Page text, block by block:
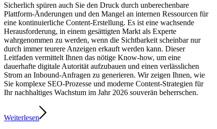
Sicherlich spüren auch Sie den Druck durch unberechenbare
Plattform-Änderungen und den Mangel an internen Ressourcen für
eine kontinuierliche Content-Erstellung. Es ist eine wachsende
Herausforderung, in einem gesättigten Markt als Experte
wahrgenommen zu werden, wenn die Sichtbarkeit scheinbar nur
durch immer teurere Anzeigen erkauft werden kann. Dieser
Leitfaden vermittelt Ihnen das nötige Know-how, um eine
dauerhafte digitale Autorität aufzubauen und einen verlässlichen
Strom an Inbound-Anfragen zu generieren. Wir zeigen Ihnen, wie
Sie komplexe SEO-Prozesse und moderne Content-Strategien für
Ihr nachhaltiges Wachstum im Jahr 2026 souverän beherrschen.
Weiterlesen